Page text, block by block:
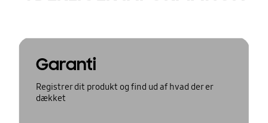
Garanti
Registrer dit produkt og find ud af hvad der er
dækket